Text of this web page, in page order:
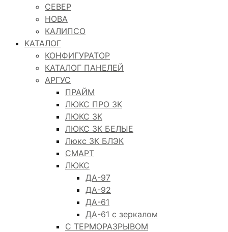
СЕВЕР
НОВА
КАЛИПСО
КАТАЛОГ
КОНФИГУРАТОР
КАТАЛОГ ПАНЕЛЕЙ
АРГУС
ПРАЙМ
ЛЮКС ПРО 3К
ЛЮКС 3К
ЛЮКС 3К БЕЛЫЕ
Люкс 3К БЛЭК
СМАРТ
ЛЮКС
ДА-97
ДА-92
ДА-61
ДА-61 с зеркалом
С ТЕРМОРАЗРЫВОМ